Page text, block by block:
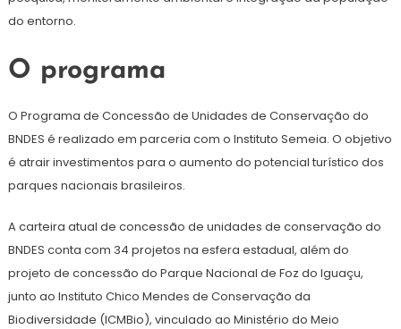
do entorno.
O programa
O Programa de Concessão de Unidades de Conservação do
BNDES é realizado em parceria com o Instituto Semeia. O objetivo
é atrair investimentos para o aumento do potencial turístico dos
parques nacionais brasileiros.
A carteira atual de concessão de unidades de conservação do
BNDES conta com 34 projetos na esfera estadual, além do
projeto de concessão do Parque Nacional de Foz do Iguaçu,
junto ao Instituto Chico Mendes de Conservação da
Biodiversidade (ICMBio), vinculado ao Ministério do Meio